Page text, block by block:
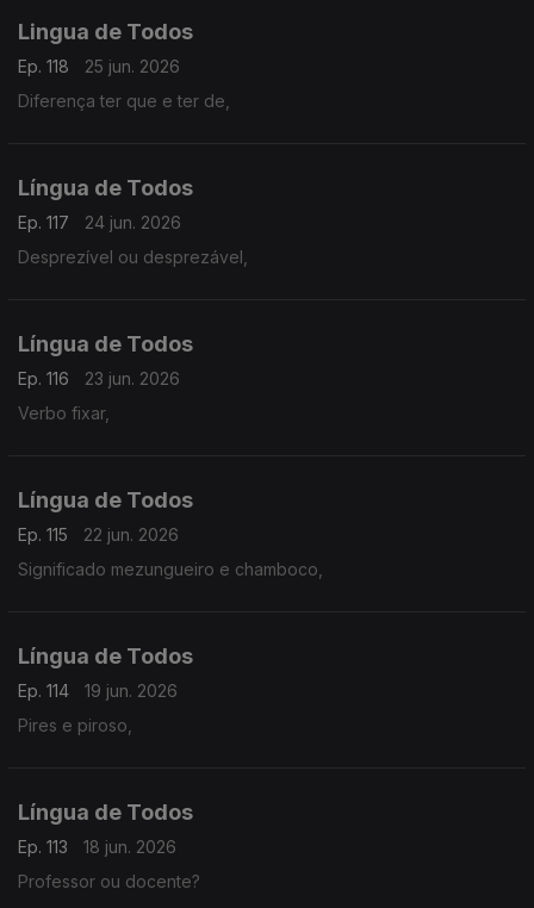
Lingua de Todos
Ep. 118
25 jun. 2026
Diferença ter que e ter de,
Língua de Todos
Ep. 117
24 jun. 2026
Desprezível ou desprezável,
Língua de Todos
Ep. 116
23 jun. 2026
Verbo fixar,
Língua de Todos
Ep. 115
22 jun. 2026
Significado mezungueiro e chamboco,
Língua de Todos
Ep. 114
19 jun. 2026
Pires e piroso,
Língua de Todos
Ep. 113
18 jun. 2026
Professor ou docente?